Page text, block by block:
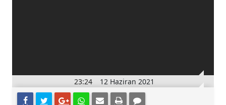
23:24 12 Haziran 2021